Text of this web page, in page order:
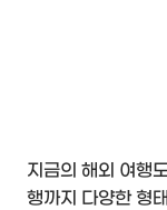
지금의 해외 여행
행까지 다양한 형